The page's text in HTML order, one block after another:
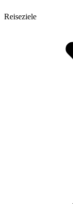
Reiseziele